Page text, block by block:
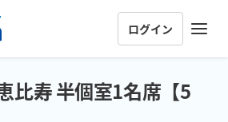
ログイン
比寿 半個室1名席【5